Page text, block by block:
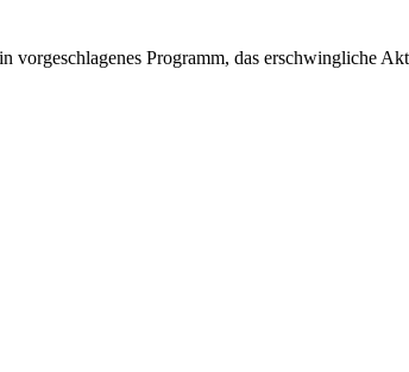
Programm, das erschwingliche